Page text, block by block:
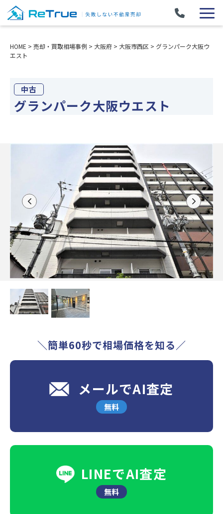
HOME > 売却・買取相場事例 > 大阪府 > 大阪市西区 > グランパーク大阪ウ
エスト
中古
グランパーク大阪ウエスト
＼簡単60秒で相場価格を知る／
メールでAI査定
無料
LINEでAI査定
無料